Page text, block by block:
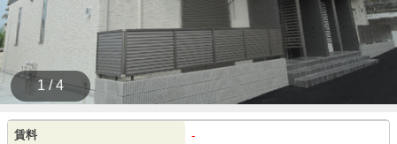
1 / 4
賃料 -